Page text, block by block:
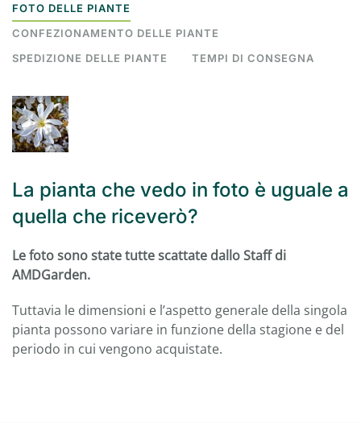
FOTO DELLE PIANTE
CONFEZIONAMENTO DELLE PIANTE
SPEDIZIONE DELLE PIANTE
TEMPI DI CONSEGNA
La pianta che vedo in foto è uguale a
quella che riceverò?
Le foto sono state tutte scattate dallo Staff di
AMDGarden.
Tuttavia le dimensioni e l’aspetto generale della singola
pianta possono variare in funzione della stagione e del
periodo in cui vengono acquistate.